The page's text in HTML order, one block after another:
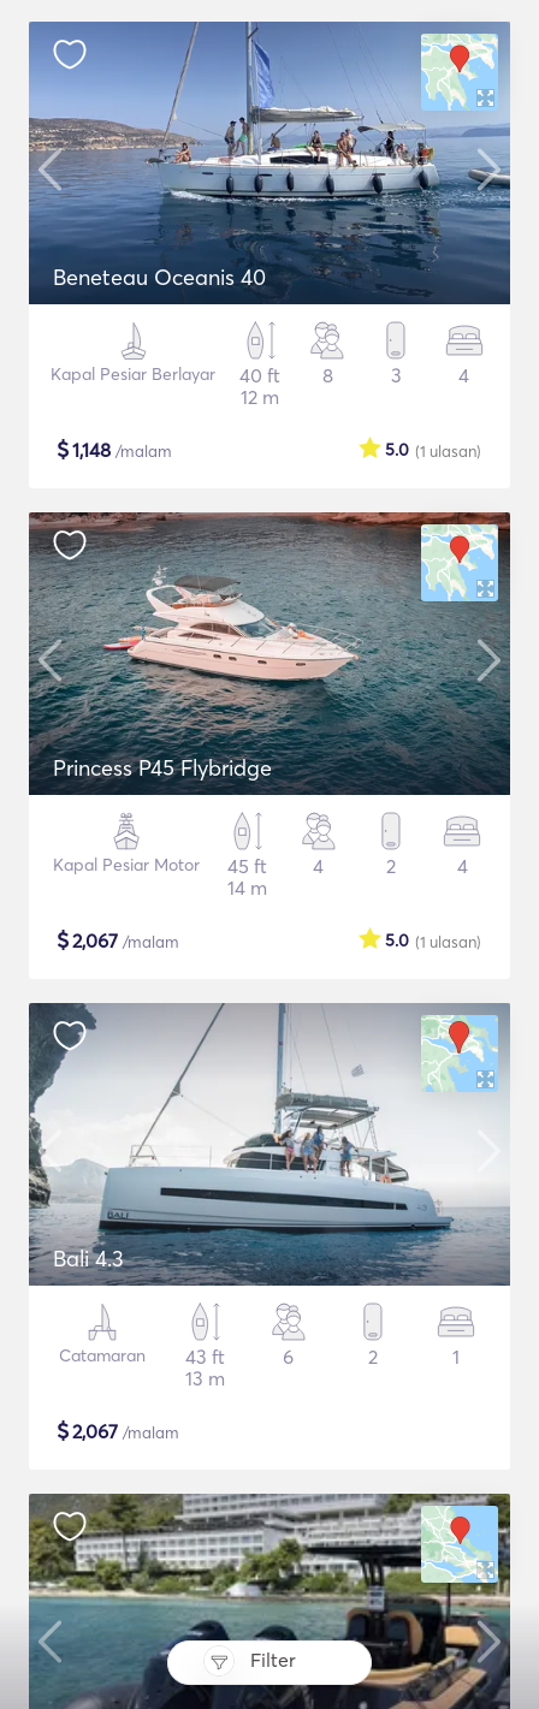
Filter
Beneteau Oceanis 40
Kapal Pesiar Berlayar
40 ft
12 m
8 3 4
$1,148 /malam (1 ulasan)
5.0
Princess P45 Flybridge
Kapal Pesiar Motor
45 ft
14 m
4 2 4
$2,067 /malam (1 ulasan)
5.0
Bali 4.3
Catamaran
43 ft
13 m
6 2 1
$2,067 /malam